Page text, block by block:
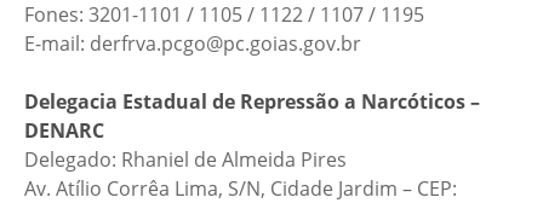
Fones: 3201-1101 / 1105 / 1122 / 1107 / 1195
E-mail: derfrva.pcgo@pc.goias.gov.br
Delegacia Estadual de Repressão a Narcóticos –
DENARC
Delegado: Rhaniel de Almeida Pires
Av. Atílio Corrêa Lima, S/N, Cidade Jardim – CEP: